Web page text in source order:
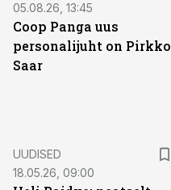
05.08.26, 13:45
Coop Panga uus
personalijuht on Pirkko
Saar
UUDISED
18.05.26, 09:00